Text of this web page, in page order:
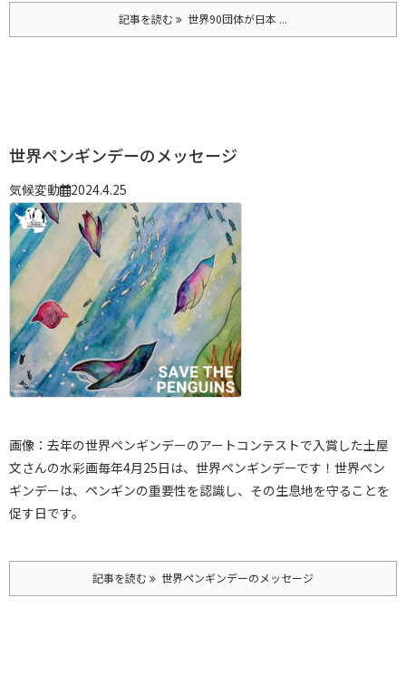
記事を読む 世界90団体が日本 ...
世界ペンギンデーのメッセージ
気候変動 2024.4.25
画像：去年の世界ペンギンデーのアートコンテストで入賞した土屋
文さんの水彩画毎年4月25日は、世界ペンギンデーです！ 世界ペン
ギンデーは、ペンギンの重要性を認識し、その生息地を守ることを
促す日です。
記事を読む 世界ペンギンデーのメッセージ